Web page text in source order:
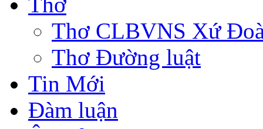
Thơ CLBVNS Xứ
Thơ Đường luật
Tin Mới
Đàm luận